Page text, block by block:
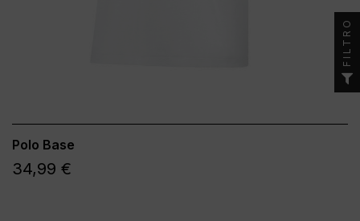
Polo Base
34,99 €
FILTRO